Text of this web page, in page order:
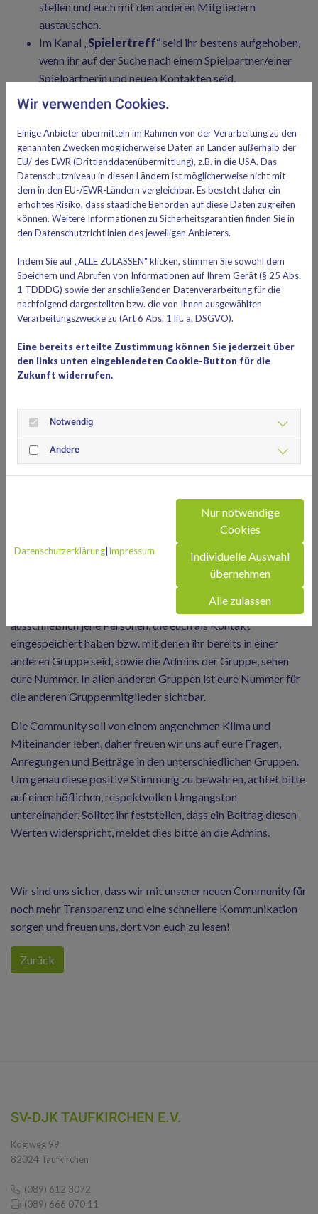
Zurück
stellen und euch mit den anderen Mitgliedern
austauschen.
Im Kanal „ Spielertreff“ seid ihr bestens aufgehoben,
wenn ihr auf der Suche nach einem Spielpartner/einer
Spielpartnerin und neuen Kontakten seid.
Sobald ihr der Community beitretet, habt ihr automatisch den
könnt ihr bei Interesse einsteigen. Seid ihr der Meinung, dass
es eine neue Gruppe zu einem bestimmten Thema braucht,
macht gerne einen Vorschlag direkt in der Community.
Kommt rein!
Und so könnt ihr der Community beitreten:
DiesemLinkfolgen.
Das war's auch schon – damit seid ihr drin.
Je mehr Mitglieder in der Community sind, desto wertvoller
ist der Austausch, desto größer ist die Chance, neue
Spielpartner zu finden und desto schöner können wir unser
und ladet andere Mitglieder dazu ein. Wie? Einfach diesen
Linkan eure Kontakte schicken. Bitte beachtet, dass unsere
Community ausschließlich für Tennis-Mitglieder des SV-DJK
Taufkirchen gedacht ist.
Noch ein paar Hinweise zur Nutzung
In der Ankündigungsgruppe könnt ihr zwar keine eigenen
Beiträge schreiben, dafür aber auf die dort geteilten News
antworten, reagieren und bei Ereignissen abstimmen. In
dieser Gruppe ist eure Handynummer nicht öffentlich –
ausschließlich jene Personen, die euch als Kontakt
eingespeichert haben bzw. mit denen ihr bereits in einer
anderen Gruppe seid, sowie die Admins der Gruppe, sehen
eure Nummer. In allen anderen Gruppen ist eure Nummer für
die anderen Gruppenmitglieder sichtbar.
Die Community soll von einem angenehmen Klima und
Miteinander leben, daher freuen wir uns auf eure Fragen,
Anregungen und Beiträge in den unterschiedlichen Gruppen.
Um genau diese positive Stimmung zu bewahren, achtet bitte
auf einen höflichen, respektvollen Umgangston
untereinander. Solltet ihr feststellen, dass ein Beitrag diesen
Werten widerspricht, meldet dies bitte an die Admins.
Wir sind uns sicher, dass wir mit unserer neuen Community für
noch mehr Transparenz und eine schnellere Kommunikation
sorgen und freuen uns, dort von euch zu lesen!
SV-DJK TAUFKIRCHEN E.V.
Köglweg 99
82024 Taufkirchen
(089) 612 3072
(089) 666 070 11
Wir verwenden Cookies.
Einige Anbieter übermitteln im Rahmen von der Verarbeitung zu den
genannten Zwecken möglicherweise Daten an Länder außerhalb der
EU/ des EWR (Drittlanddatenübermittlung), z.B. in die USA. Das
Datenschutzniveau in diesen Ländern ist möglicherweise nicht mit
dem in den EU-/EWR-Ländern vergleichbar. Es besteht daher ein
erhöhtes Risiko, dass staatliche Behörden auf diese Daten zugreifen
können. Weitere Informationen zu Sicherheitsgarantien finden Sie in
den Datenschutzrichtlinien des jeweiligen Anbieters.
Indem Sie auf „ALLE ZULASSEN" klicken, stimmen Sie sowohl dem
Speichern und Abrufen von Informationen auf Ihrem Gerät (§ 25 Abs.
1 TDDDG) sowie der anschließenden Datenverarbeitung für die
nachfolgend dargestellten bzw. die von Ihnen ausgewählten
Verarbeitungszwecke zu (Art 6 Abs. 1 lit. a. DSGVO).
Eine bereits erteilte Zustimmung können Sie jederzeit über
den links unten eingeblendeten Cookie-Button für die
Zukunft widerrufen.
Notwendig
Andere
Datenschutzerklärung|Impressum
Nur notwendige
Cookies
Individuelle Auswahl
übernehmen
Alle zulassen